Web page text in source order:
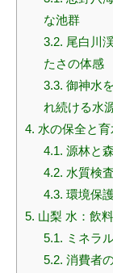
な池群
3.2. 尾白川
たさの体感
3.3. 御神水
れ続ける水
4. 水の保全と
4.1. 源林と
4.2. 水質検
4.3. 環境保
5. 山梨 水：飲
5.1. ミネラ
5.2. 消費者